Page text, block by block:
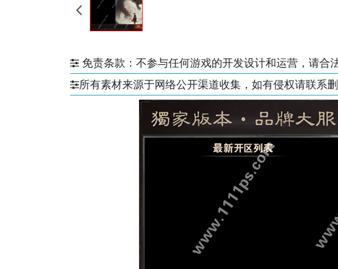
免责条款：不参与任何游戏的开发设计和运营，请
所有素材来源于网络公开渠道收集，如有侵权请联系删